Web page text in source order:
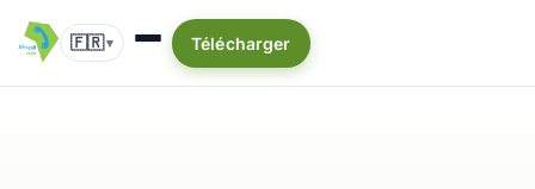
🇫🇷▾ Télécharger